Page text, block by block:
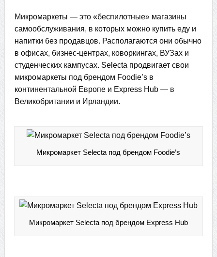
Микромаркеты — это «беспилотные» магазины
самообслуживания, в которых можно купить еду и
напитки без продавцов. Располагаются они обычно
в офисах, бизнес-центрах, коворкингах, ВУЗах и
студенческих кампусах. Selecta продвигает свои
микромаркеты под брендом Foodie’s в
континентальной Европе и Express Hub — в
Великобритании и Ирландии.
Микромаркет Selecta под брендом Foodie’s
Микромаркет Selecta под брендом Express Hub